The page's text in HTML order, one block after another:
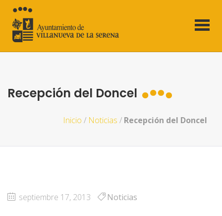
Recepción del Doncel
Inicio / Noticias / Recepción del Doncel
septiembre 17, 2013 Noticias